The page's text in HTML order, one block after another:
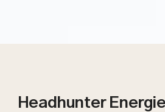
Headhunter Energie